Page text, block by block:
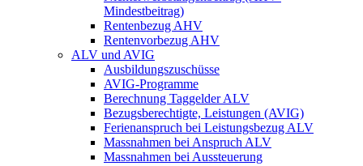
Mindestbeitrag)
Rentenbezug AHV
Rentenvorbezug AHV
ALV und AVIG
Ausbildungszuschüsse
AVIG-Programme
Berechnung Taggelder ALV
Bezugsberechtigte, Leistungen (AVIG)
Ferienanspruch bei Leistungsbezug ALV
Massnahmen bei Anspruch ALV
Massnahmen bei Aussteuerung